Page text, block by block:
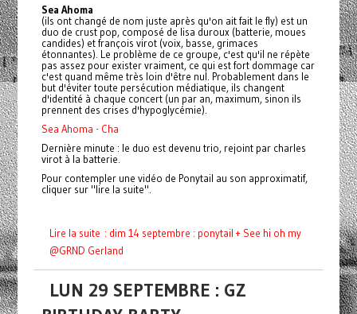
Sea Ahoma
(ils ont changé de nom juste après qu'on ait fait le fly) est un
duo de crust pop, composé de lisa duroux (batterie, moues
candides) et françois virot (voix, basse, grimaces
étonnantes). Le problème de ce groupe, c'est qu'il ne répète
pas assez pour exister vraiment, ce qui est fort dommage car
c'est quand même très loin d'être nul. Probablement dans le
but d'éviter toute persécution médiatique, ils changent
d'identité à chaque concert (un par an, maximum, sinon ils
prennent des crises d'hypoglycémie).
Sea Ahoma - Cha
Dernière minute : le duo est devenu trio, rejoint par charles
virot à la batterie.
Pour contempler une vidéo de Ponytail au son approximatif,
cliquer sur "lire la suite".
Lire la suite : dim 14 septembre : ponytail + See hi oh my
@GRND Gerland
LUN 29 SEPTEMBRE : GZ